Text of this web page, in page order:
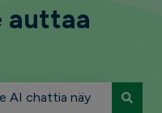
auttaa